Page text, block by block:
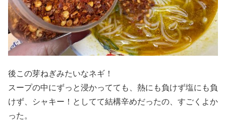
後この芽ねぎみたいなネギ！
スープの中にずっと浸かってても、熱にも負けず塩にも負
けず、シャキー！としてて結構辛めだったの、すごくよか
った。